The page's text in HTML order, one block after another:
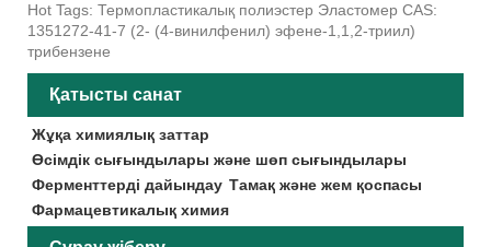
Hot Tags: Термопластикалық полиэстер Эластомер CAS:
1351272-41-7 (2- (4-винилфенил) эфене-1,1,2-триил)
трибензене
Қатысты санат
Жұқа химиялық заттар
Өсімдік сығындылары және шөп сығындылары
Ферменттерді дайындау Тамақ және жем қоспасы
Фармацевтикалық химия